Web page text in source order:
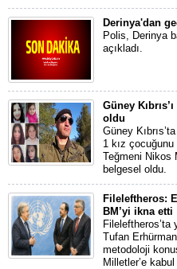
Derinya'dan
Polis, Derinya
açıkladı.
Güney
oldu
Güney
1 kız
Teğmeni Nikos
belgesel oldu.
Fileleftheros:
BM’yi ikna etti
Fileleftheros’ta
Tufan
metodoloji
Milletler’e